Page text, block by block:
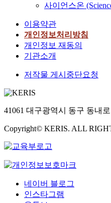
사이언스온
이용약관
개인정보처리방침
개인정보 재동의
기관소개
저작물 게시중단요청
41061 대구광역시 동구 동내
Copyright© KERIS. ALL
네이버 블로그
인스타그램